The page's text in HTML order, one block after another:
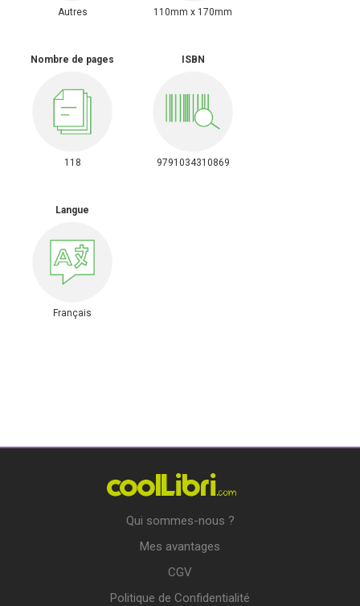
Autres 110mm x 170mm
Nombre de pages
118
ISBN
9791034310869
Langue
Français
Qui sommes-nous ?
Mes avantages
CGV
Politique de Confidentialité